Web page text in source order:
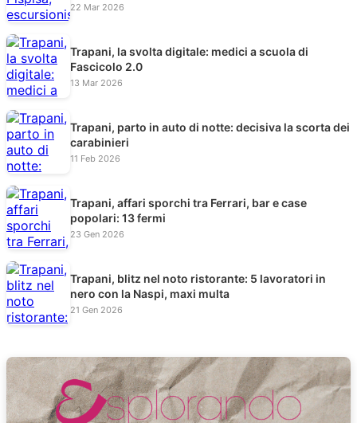
22 Mar 2026
Trapani, la svolta digitale: medici a scuola di
Fascicolo 2.0
13 Mar 2026
Trapani, parto in auto di notte: decisiva la scorta dei
carabinieri
11 Feb 2026
Trapani, affari sporchi tra Ferrari, bar e case
popolari: 13 fermi
23 Gen 2026
Trapani, blitz nel noto ristorante: 5 lavoratori in
nero con la Naspi, maxi multa
21 Gen 2026